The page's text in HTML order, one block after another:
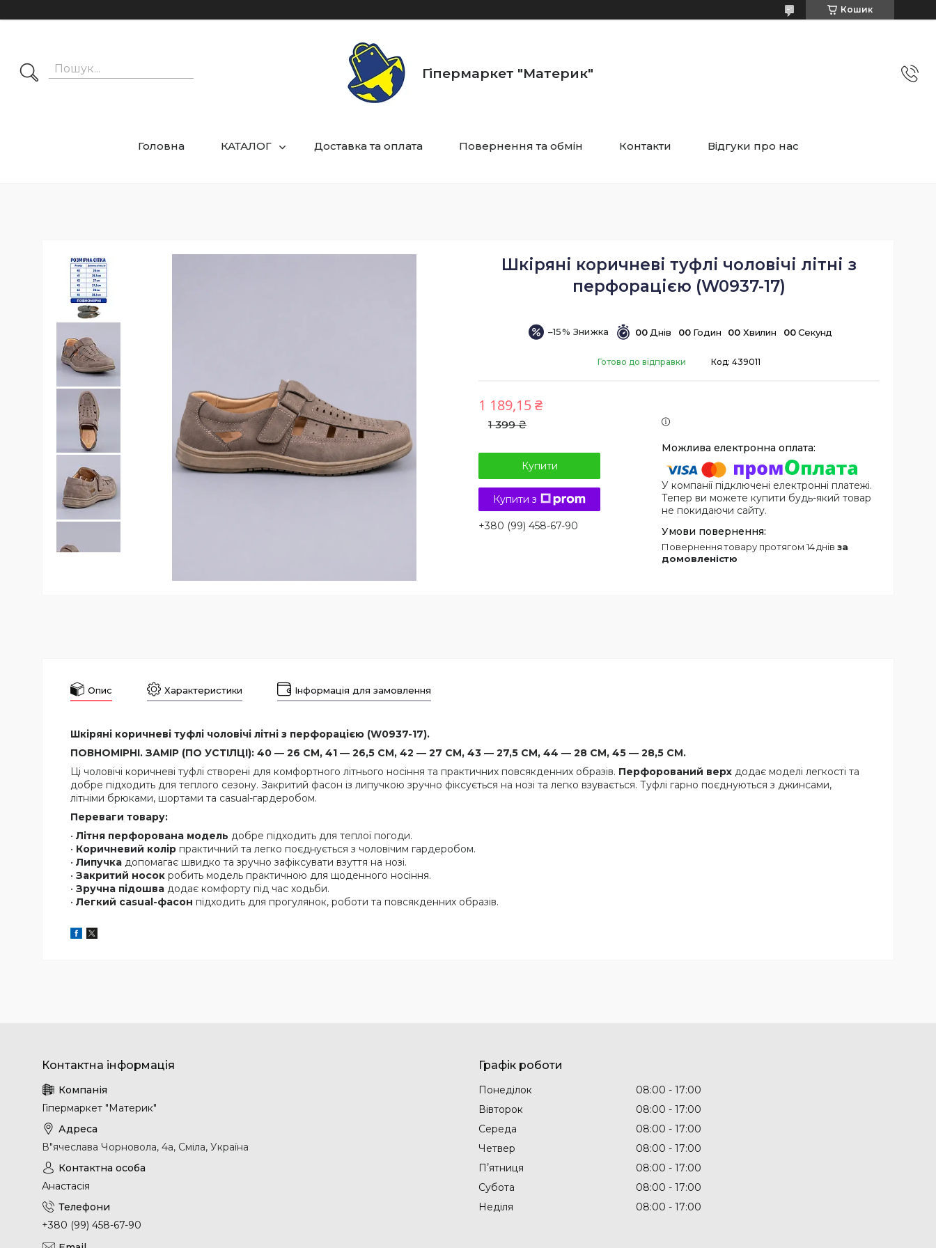
Кошик
Гіпермаркет "Материк"
Головна КАТАЛОГ Доставка та оплата Повернення та обмін Контакти Відгуки про нас
Шкіряні коричневі туфлі чоловічі літні з
перфорацією (W0937-17)
–15% 00 Днів 00 Годин 00 Хвилин 00 Секунд
Готово до відправки Код: 439011
1 399 ₴
1 189,15 ₴
Купити
Купити з
+380 (99) 458-67-90
У компанії підключені електронні платежі.
Тепер ви можете купити будь-який товар
не покидаючи сайту.
повернення товару протягом 14 днів за
домовленістю
Опис Характеристики Інформація для замовлення
Шкіряні коричневі туфлі чоловічі літні з перфорацією (W0937-17).
ПОВНОМІРНІ. ЗАМІР (ПО УСТІЛЦІ): 40 — 26 СМ, 41 — 26,5 СМ, 42 — 27 СМ, 43 — 27,5 СМ, 44 — 28 СМ, 45 — 28,5 СМ.
Ці чоловічі коричневі туфлі створені для комфортного літнього носіння та практичних повсякденних образів. Перфорований верх додає моделі легкості та
добре підходить для теплого сезону. Закритий фасон із липучкою зручно фіксується на нозі та легко взувається. Туфлі гарно поєднуються з джинсами,
літніми брюками, шортами та casual-гардеробом.
Переваги товару:
• Літня перфорована модель добре підходить для теплої погоди.
• Коричневий колір практичний та легко поєднується з чоловічим гардеробом.
• Липучка допомагає швидко та зручно зафіксувати взуття на нозі.
• Закритий носок робить модель практичною для щоденного носіння.
• Зручна підошва додає комфорту під час ходьби.
• Легкий casual-фасон підходить для прогулянок, роботи та повсякденних образів.
Гіпермаркет "Материк"
В"ячеслава Чорновола, 4а, Сміла, Україна
Анастасія
+380 (99) 458-67-90
Графік роботи
Понеділок 08:00
17:00
Вівторок
08:00
17:00
Середа
08:00
17:00
Четвер
08:00
17:00
Пʼятниця
08:00
17:00
Субота
08:00
17:00
Неділя
08:00 17:00